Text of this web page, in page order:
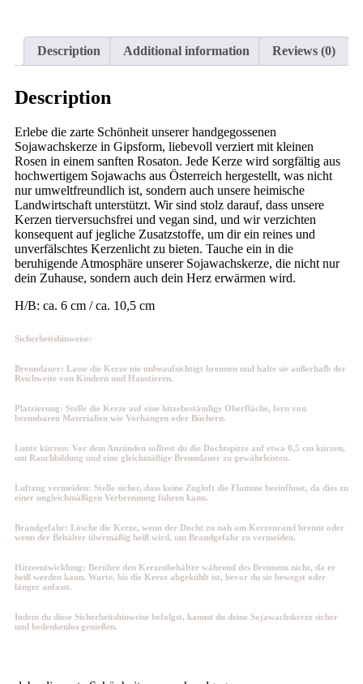
Description Additional information Reviews (0)
Description
Erlebe die zarte Schönheit unserer handgegossenen
Sojawachskerze in Gipsform, liebevoll verziert mit kleinen
Rosen in einem sanften Rosaton. Jede Kerze wird sorgfältig aus
hochwertigem Sojawachs aus Österreich hergestellt, was nicht
nur umweltfreundlich ist, sondern auch unsere heimische
Landwirtschaft unterstützt. Wir sind stolz darauf, dass unsere
Kerzen tierversuchsfrei und vegan sind, und wir verzichten
konsequent auf jegliche Zusatzstoffe, um dir ein reines und
unverfälschtes Kerzenlicht zu bieten. Tauche ein in die
beruhigende Atmosphäre unserer Sojawachskerze, die nicht nur
dein Zuhause, sondern auch dein Herz erwärmen wird.
H/B: ca. 6 cm / ca. 10,5 cm
Sicherheitshinweise:
Brenndauer: Lasse die Kerze nie unbeaufsichtigt brennen und halte sie außerhalb der
Reichweite von Kindern und Haustieren.
Platzierung: Stelle die Kerze auf eine hitzebeständige Oberfläche, fern von
brennbaren Materialien wie Vorhängen oder Büchern.
Lunte kürzen: Vor dem Anzünden solltest du die Dochtspitze auf etwa 0,5 cm kürzen,
um Rauchbildung und eine gleichmäßige Brenndauer zu gewährleisten.
Luftzug vermeiden: Stelle sicher, dass keine Zugluft die Flamme beeinflusst, da dies zu
einer ungleichmäßigen Verbrennung führen kann.
Brandgefahr: Lösche die Kerze, wenn der Docht zu nah am Kerzenrand brennt oder
wenn der Behälter übermäßig heiß wird, um Brandgefahr zu vermeiden.
Hitzeentwicklung: Berühre den Kerzenbehälter während des Brennens nicht, da er
heiß werden kann. Warte, bis die Kerze abgekühlt ist, bevor du sie bewegst oder
länger anfasst.
Indem du diese Sicherheitshinweise befolgst, kannst du deine Sojawachskerze sicher
und bedenkenlos genießen.